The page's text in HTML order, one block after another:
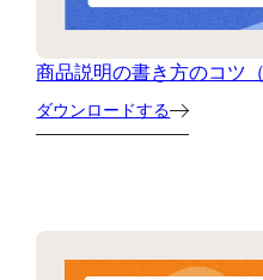
商品説明の書き方のコツ
ダウンロードする